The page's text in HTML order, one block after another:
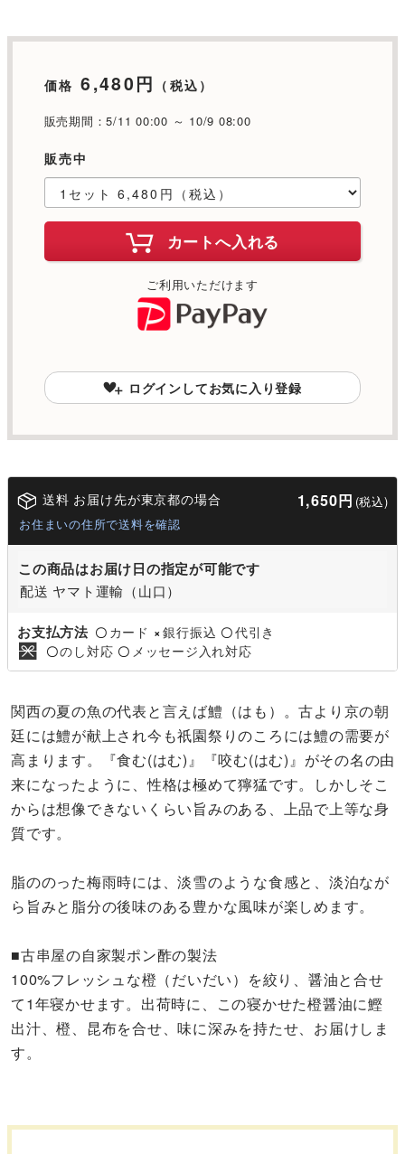
価格 6,480円 （税込）
販売期間：5/11 00:00 ～ 10/9 08:00
販売中
カートへ入れる
ご利用いただけます
ログインしてお気に入り登録
送料 お届け先が東京都の場合 1,650円 (税込)
お住まいの住所で送料を確認
この商品はお届け日の指定が可能です
配送 ヤマト運輸（山口）
お支払方法 〇 カード × 銀行振込 〇代引き
〇のし対応 〇 メッセージ入れ対応
関西の夏の魚の代表と言えば鱧（はも）。古より京の朝
廷には鱧が献上され今も祇園祭りのころには鱧の需要が
高まります。『食む(はむ)』『咬む(はむ)』がその名の由
来になったように、性格は極めて獰猛です。しかしそこ
からは想像できないくらい旨みのある、上品で上等な身
質です。
脂ののった梅雨時には、淡雪のような食感と、淡泊なが
ら旨みと脂分の後味のある豊かな風味が楽しめます。
■古串屋の自家製ポン酢の製法
100%フレッシュな橙（だいだい）を絞り、醤油と合せ
て1年寝かせます。出荷時に、この寝かせた橙醤油に鰹
出汁、橙、昆布を合せ、味に深みを持たせ、お届けしま
す。